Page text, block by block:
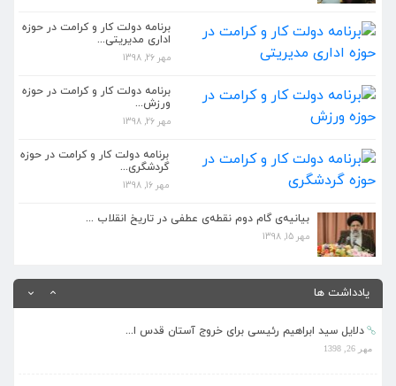
برنامه دولت کار و کرامت در حوزه
اداری مدیریتی...
مهر 26, 1398
برنامه دولت کار و کرامت در حوزه
ورزش...
مهر 26, 1398
برنامه دولت کار و کرامت در حوزه
گردشگری...
مهر 16, 1398
بیانیه‌ی گام دوم نقطه‌ی عطفی در تاریخ انقلاب ...
مهر 15, 1398
یادداشت ها
برنامه دولت کار و کرامت در حوزه اداری مدیریتی...
مهر 26, 1398
مهر 26, 1398
مهر 26, 1398
دلایل سید ابراهیم رئیسی برای خروج آستان قدس ا...
مهر 26, 1398